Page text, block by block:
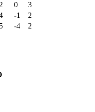
2 0
3
-1
2
5 -4
2